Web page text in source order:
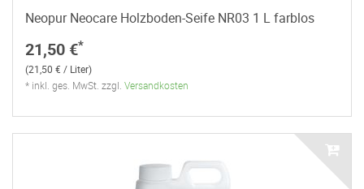
Neopur Neocare Holzboden-Seife NR03 1 L farblos
21,50 €*
(21,50 € / Liter)
* inkl. ges. MwSt. zzgl. Versandkosten